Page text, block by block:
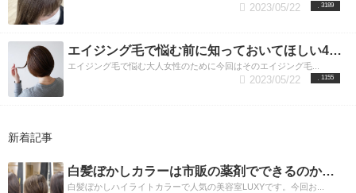
3189
2023/05/22
エイジング毛で悩む前に知っておいてほしい4つのこと
エイジング毛で悩む大人女性のために今回はそのエイジング毛...
1155
2023/05/22
新着記事
白髪ぼかしカラーは市販の薬剤でできるのか？話題のカラーを美容師が解説
白髪ぼかしハイライトカラーで人気の美容室LUXYです。今回お...